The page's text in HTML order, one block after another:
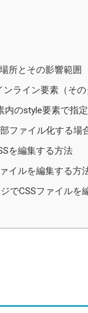
所とその影響範囲
ンライン要素（その
内のstyle要素で指
ファイル化する場
を編集する方法
イルを編集する方
でCSSファイルを